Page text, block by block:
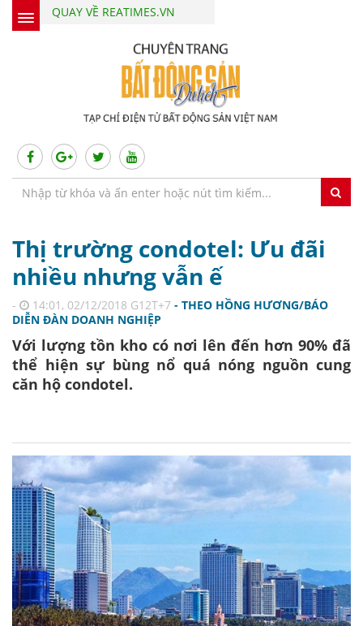
QUAY VỀ REATIMES.VN
Thị trường condotel: Ưu đãi
nhiều nhưng vẫn ế
- 14:01, 02/12/2018 G12T+7 - THEO HỒNG HƯƠNG/BÁO
DIỄN ĐÀN DOANH NGHIỆP
Với lượng tồn kho có nơi lên đến hơn 90% đã
thể hiện sự bùng nổ quá nóng nguồn cung
căn hộ condotel.